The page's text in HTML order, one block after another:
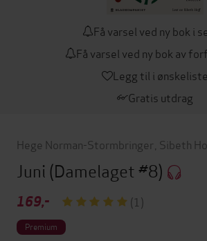
Få varsel ved ny bok i
Få varsel ved ny bok av
Legg til i ønskeliste
Gratis utdrag
Hege Norman-Stormbringer Sibeth
Juni (Damelaget #8)
169,- (1)
Premium